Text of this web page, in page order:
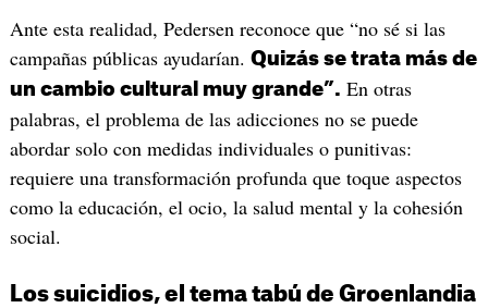
Ante esta realidad, Pedersen reconoce que “no sé si las
campañas públicas ayudarían. Quizás se trata más de
un cambio cultural muy grande”. En otras
palabras, el problema de las adicciones no se puede
abordar solo con medidas individuales o punitivas:
requiere una transformación profunda que toque aspectos
como la educación, el ocio, la salud mental y la cohesión
social.
Los suicidios, el tema tabú de Groenlandia